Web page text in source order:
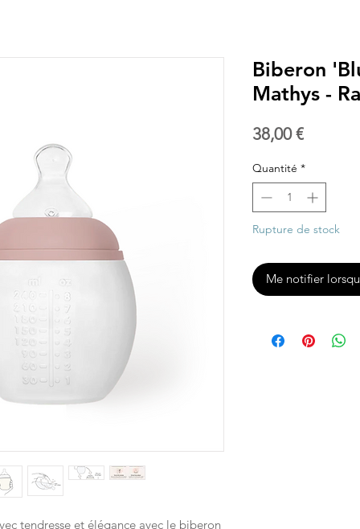
tendresse et élégance avec le biberon
Biberon
Mathys -
38,00 €Prix
Quantité *
Rupture de stock
Me notifier